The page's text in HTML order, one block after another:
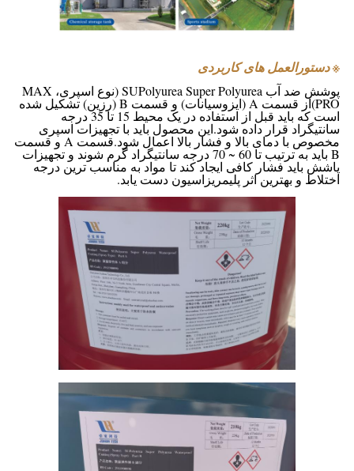
※ دستورالعمل های کاربردی
پوشش ضد آب SUPolyurea Super Polyurea (نوع اسپری، MAX
PRO) از قسمت A (ایزوسیانات) و قسمت B (رزین) تشکیل شده
است که باید قبل از استفاده در یک محیط 15 تا 35 درجه
سانتیگراد قرار داده شود.این محصول باید با تجهیزات اسپری
مخصوص با دمای بالا و فشار بالا اعمال شود.قسمت A و قسمت
B باید به ترتیب تا 60 ~ 70 درجه سانتیگراد گرم شوند و تجهیزات
پاشش باید فشار کافی ایجاد کند تا مواد به مناسب ترین درجه
اختلاط و بهترین اثر پلیمریزاسیون دست یابد.